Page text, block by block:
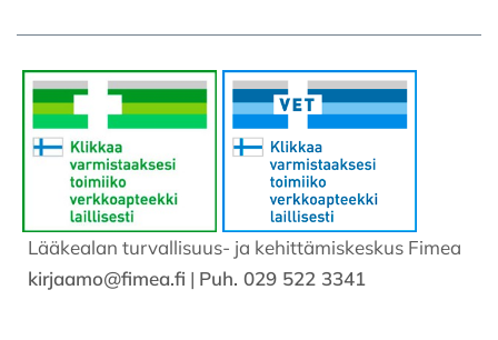
Lääkealan turvallisuus- ja kehittämiskeskus Fimea
kirjaamo@fimea.fi | Puh. 029 522 3341